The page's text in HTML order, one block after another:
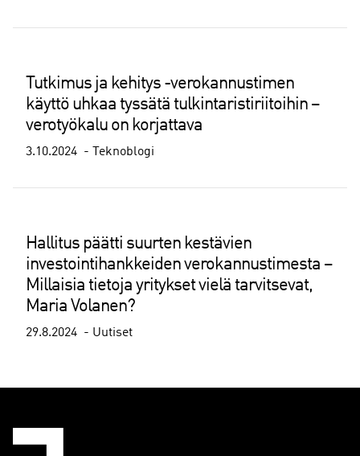
Tutkimus ja kehitys -verokannustimen
käyttö uhkaa tyssätä tulkintaristiriitoihin –
verotyökalu on korjattava
3.10.2024 Teknoblogi
Hallitus päätti suurten kestävien
investointihankkeiden verokannustimesta –
Millaisia tietoja yritykset vielä tarvitsevat,
Maria Volanen?
29.8.2024 Uutiset